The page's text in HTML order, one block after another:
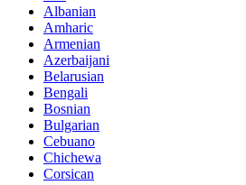
Albanian
Amharic
Armenian
Azerbaijani
Belarusian
Bengali
Bosnian
Bulgarian
Cebuano
Chichewa
Corsican